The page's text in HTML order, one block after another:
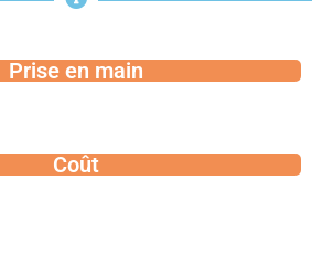
Prise en main
Coût